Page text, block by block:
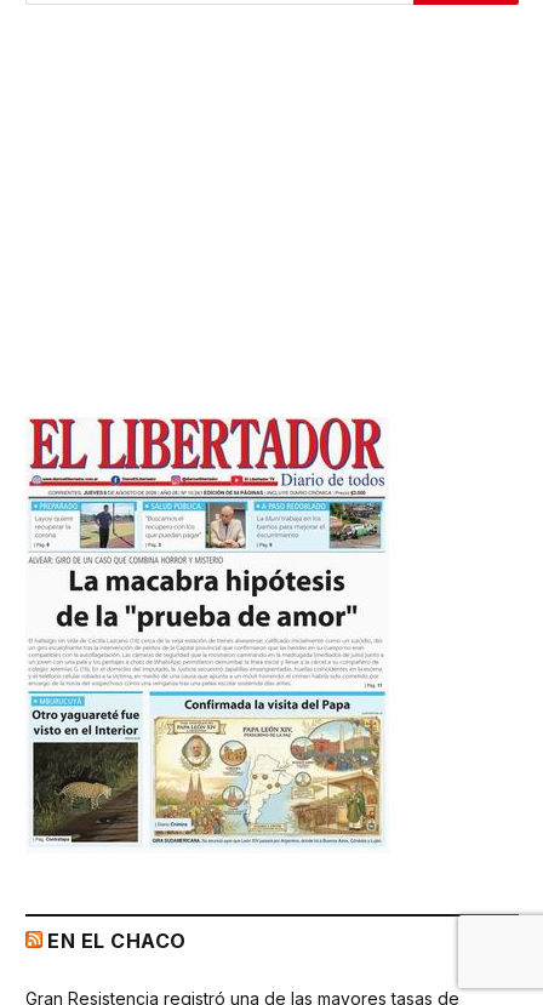
EN EL CHACO
Gran Resistencia registró una de las mayores tasas de